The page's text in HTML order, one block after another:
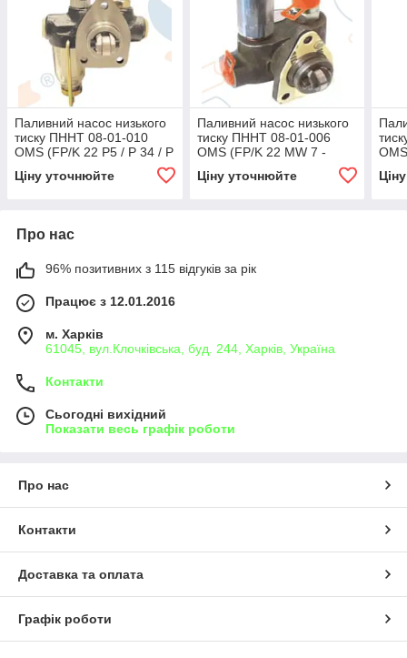
Паливний насос низького
тиску ПННТ 08-01-010
OMS (FP/K 22 P5 / P 34 / P
0440008032, 0440008046,
Ціну уточнюйте
Паливний насос низького
тиску ПННТ 08-01-006
OMS (FP/K 22 MW 7 -
(0440017999,
Ціну уточнюйте
Про нас
96% позитивних з 115 відгуків за рік
Працює з 12.01.2016
м. Харків
61045, вул.Клочківська, буд. 244, Харків, Україна
Контакти
Сьогодні вихідний
Показати весь графік роботи
Про нас
Контакти
Доставка та оплата
Графік роботи